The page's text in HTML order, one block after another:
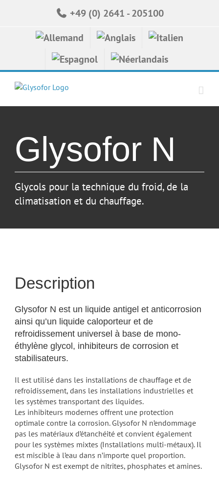
+49 (0) 2641 - 205100
Glysofor N
Glycols pour la technique du froid, de la
climatisation et du chauffage.
Description
Glysofor N est un liquide antigel et anticorrosion
ainsi qu’un liquide caloporteur et de
refroidissement universel à base de mono-
éthylène glycol, inhibiteurs de corrosion et
stabilisateurs.
Il est utilisé dans les installations de chauffage et de
refroidissement, dans les installations industrielles et
les systèmes transportant des liquides.
Les inhibiteurs modernes offrent une protection
optimale contre la corrosion. Glysofor N n’endommage
pas les matériaux d’étanchéité et convient également
pour les systèmes mixtes (Installations multi-métaux). Il
est miscible à l’eau dans n’importe quel proportion.
Glysofor N est exempt de nitrites, phosphates et amines.